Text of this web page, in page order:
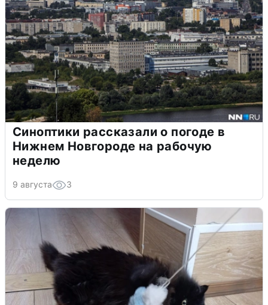
Синоптики рассказали о погоде в
Нижнем Новгороде на рабочую
неделю
9 августа 3